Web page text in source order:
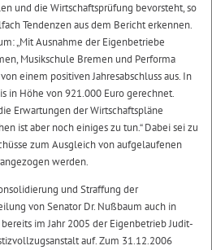
und die Wirtschaftsprüfung bevorsteht, so
Tendenzen aus dem Bericht erkennen.
„Mit Ausnahme der Eigenbetriebe
Musikschule Bremen und Performa
einem positiven Jahresabschluss aus. In
in Höhe von 921.000 Euro gerechnet.
Erwartungen der Wirtschaftspläne
ist aber noch einiges zu tun.“ Dabei sei zu
zum Ausgleich von aufgelaufenen
werden.
und Straffung der
von Senator Dr. Nußbaum auch in
im Jahr 2005 der Eigenbetrieb Judit-
auf. Zum 31.12.2006